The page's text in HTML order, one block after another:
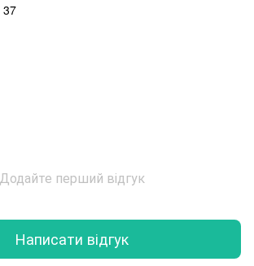
37
Додайте перший відгук
Написати відгук